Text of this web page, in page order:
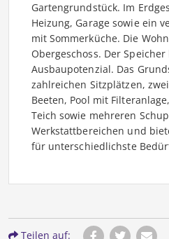
Gartengrundstück. Im
Heizung, Garage sowie ein
mit Sommerküche. Die
Obergeschoss. Der
Ausbaupotenzial. Das
zahlreichen Sitzplätzen,
Beeten, Pool mit
Teich sowie mehreren
Werkstattbereichen und
für unterschiedlichste
Teilen auf: